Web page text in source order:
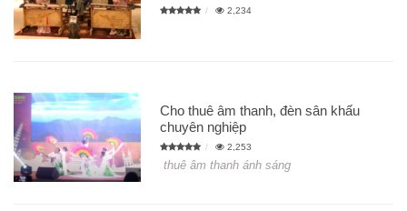
2,234
Cho thuê âm thanh, đèn sân khấu
chuyên nghiệp
2,253
thuê âm thanh ánh sáng